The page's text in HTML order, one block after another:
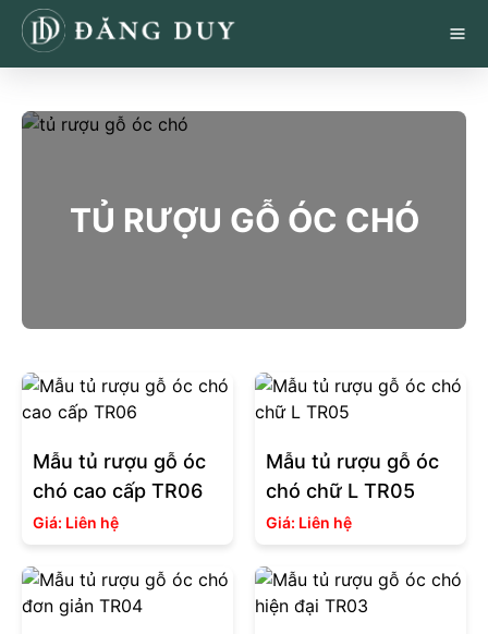
TỦ RƯỢU GỖ ÓC CHÓ
Mẫu tủ rượu gỗ óc
chó cao cấp TR06
Giá: Liên hệ
Mẫu tủ rượu gỗ óc
chó chữ L TR05
Giá: Liên hệ